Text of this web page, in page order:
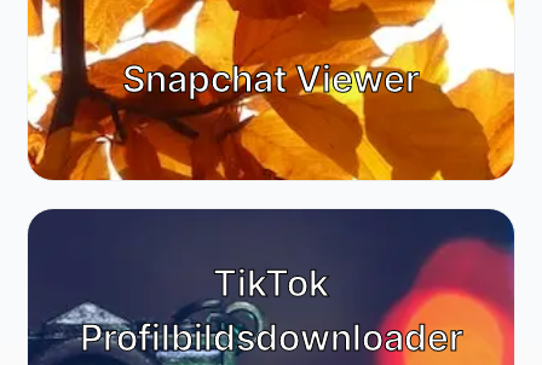
Snapchat Viewer
TikTok
Profilbildsdownloader